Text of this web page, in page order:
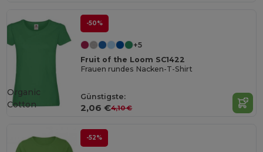
-50%
+5
Fruit of the Loom SC1422
Frauen rundes Nacken-T-Shirt
Günstigste:
2,06 €4,10 €
Organic
Cotton
-52%